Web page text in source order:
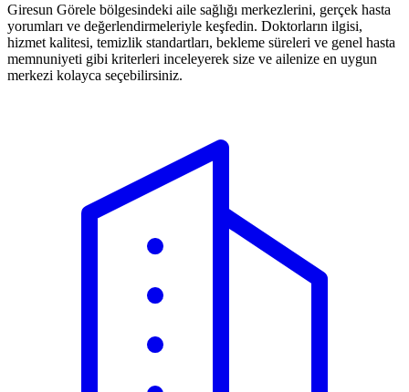
Giresun Görele bölgesindeki aile sağlığı merkezlerini, gerçek hasta
yorumları ve değerlendirmeleriyle keşfedin. Doktorların ilgisi,
hizmet kalitesi, temizlik standartları, bekleme süreleri ve genel hasta
memnuniyeti gibi kriterleri inceleyerek size ve ailenize en uygun
merkezi kolayca seçebilirsiniz.